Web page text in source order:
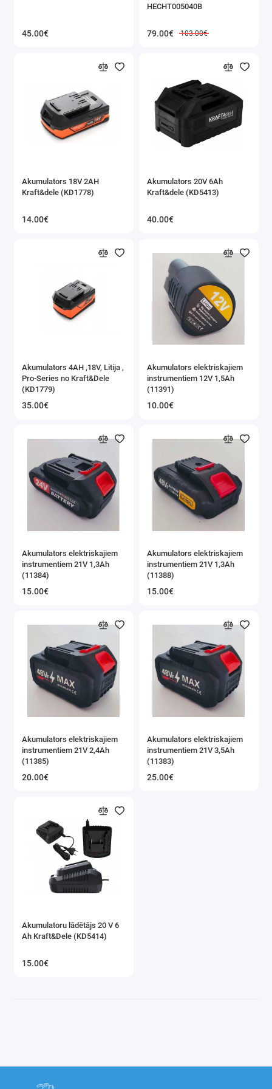
Perforatori un atskaldāmie āmuri
Krāsošanas un līmes pistoles
Elektriskie maisītāji
Leņķzāģi, griezējzāģi
Virpas
Galda zāģi
Virsfrēzes
Instrumentu asināšanas iekārtas
Elektrodzinēji, elektromotori
45.00€
HECHT005040B
79.00€ 103.00€
Akumulators 18V 2AH
Kraft&dele (KD1778)
14.00€
Akumulators 20V 6Ah
Kraft&dele (KD5413)
40.00€
Akumulators 4AH ,18V, Litija ,
Pro-Series no Kraft&Dele
(KD1779)
35.00€
Akumulators elektriskajiem
instrumentiem 12V 1,5Ah
(11391)
10.00€
Akumulators elektriskajiem
instrumentiem 21V 1,3Ah
(11384)
15.00€
Akumulators elektriskajiem
instrumentiem 21V 1,3Ah
(11388)
15.00€
Akumulators elektriskajiem
instrumentiem 21V 2,4Ah
(11385)
20.00€
Akumulators elektriskajiem
instrumentiem 21V 3,5Ah
(11383)
25.00€
Akumulatoru lādētājs 20 V 6
Ah Kraft&Dele (KD5414)
15.00€